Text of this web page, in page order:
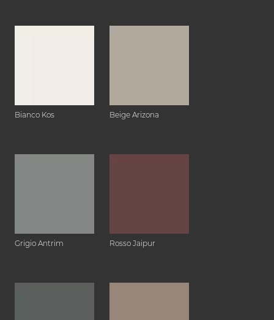
Bianco Kos Beige Arizona
Grigio Antrim Rosso Jaipur